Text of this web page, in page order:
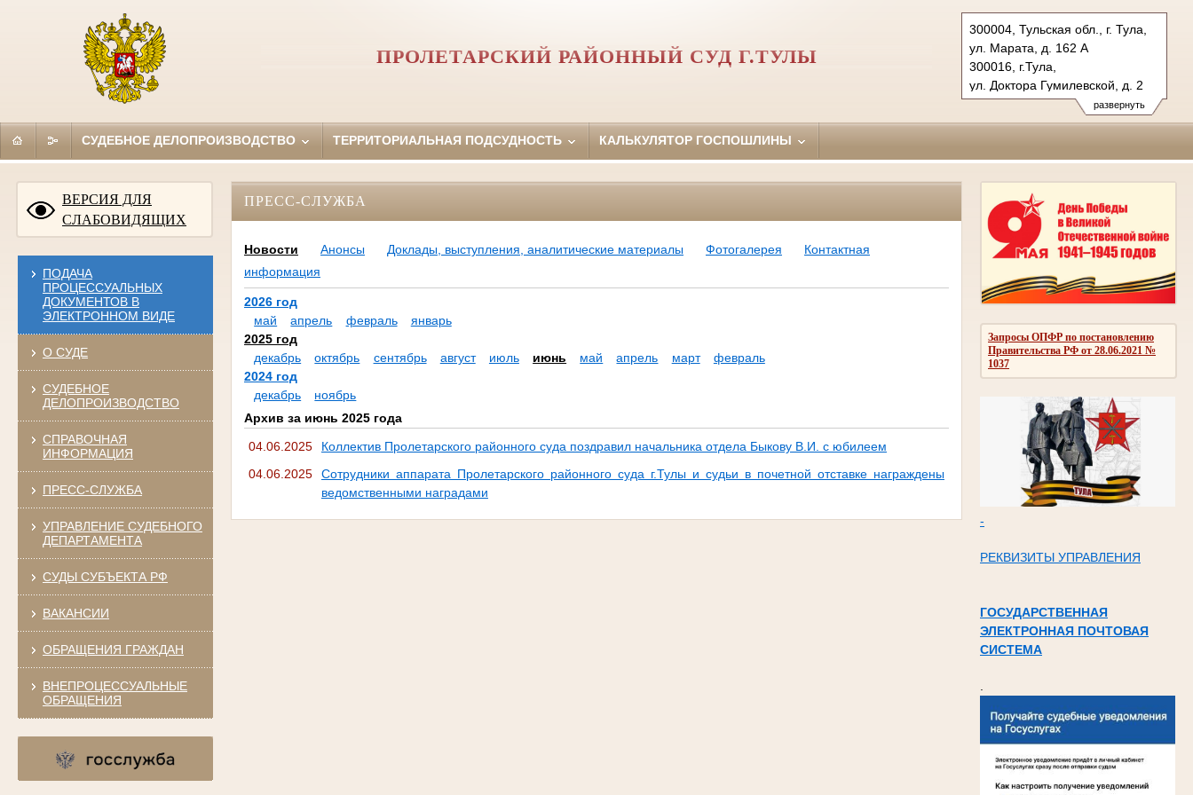
развернуть
300004, Тульская обл., г. Тула,
ул. Марата, д. 162 А
300016, г.Тула,
ул. Доктора Гумилевской, д. 2
Тел.: (4872) 41-02-89 ,
(4872) 40-68-23
ПРОЛЕТАРСКИЙ РАЙОННЫЙ СУД Г.ТУЛЫ
СУДЕБНОЕ ДЕЛОПРОИЗВОДСТВО ТЕРРИТОРИАЛЬНАЯ ПОДСУДНОСТЬ КАЛЬКУЛЯТОР ГОСПОШЛИНЫ
ВЕРСИЯ ДЛЯ
СЛАБОВИДЯЩИХ
ПОДАЧА
ПРОЦЕССУАЛЬНЫХ
ДОКУМЕНТОВ В
ЭЛЕКТРОННОМ ВИДЕ
О СУДЕ
СУДЕБНОЕ
ДЕЛОПРОИЗВОДСТВО
СПРАВОЧНАЯ
ИНФОРМАЦИЯ
ПРЕСС-СЛУЖБА
УПРАВЛЕНИЕ СУДЕБНОГО
ДЕПАРТАМЕНТА
СУДЫ СУБЪЕКТА РФ
ВАКАНСИИ
ОБРАЩЕНИЯ ГРАЖДАН
ВНЕПРОЦЕССУАЛЬНЫЕ
ОБРАЩЕНИЯ
Запросы ОПФР по постановлению
Правительства РФ от 28.06.2021 №
1037
-
РЕКВИЗИТЫ УПРАВЛЕНИЯ
ГОСУДАРСТВЕННАЯ
ЭЛЕКТРОННАЯ ПОЧТОВАЯ
СИСТЕМА
ПРЕСС-СЛУЖБА
Новости Анонсы Доклады, выступления, аналитические материалы Фотогалерея
Контактная
информация
2026 год
май
апрель февраль
январь
2025 год
декабрь
октябрь сентябрь август июль июнь май апрель март
февраль
2024 год
декабрь
ноябрь
Архив за июнь 2025 года
04.06.2025
Коллектив Пролетарского районного суда поздравил начальника отдела Быкову В.И. с юбилеем
04.06.2025
Сотрудники аппарата Пролетарского районного суда г.Тулы и судьи в почетной отставке награждены
ведомственными наградами